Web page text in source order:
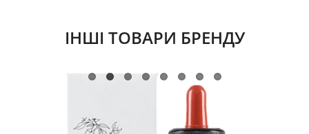
ІНШІ ТОВАРИ БРЕНДУ